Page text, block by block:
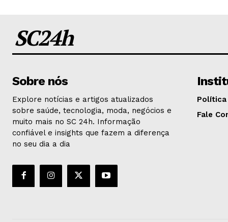
SC24h
Sobre nós
Explore notícias e artigos atualizados
sobre saúde, tecnologia, moda, negócios e
muito mais no SC 24h. Informação
confiável e insights que fazem a diferença
no seu dia a dia
Fale